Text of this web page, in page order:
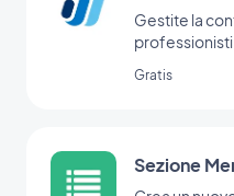
Gestite la
professionisti
Gratis
Sezione